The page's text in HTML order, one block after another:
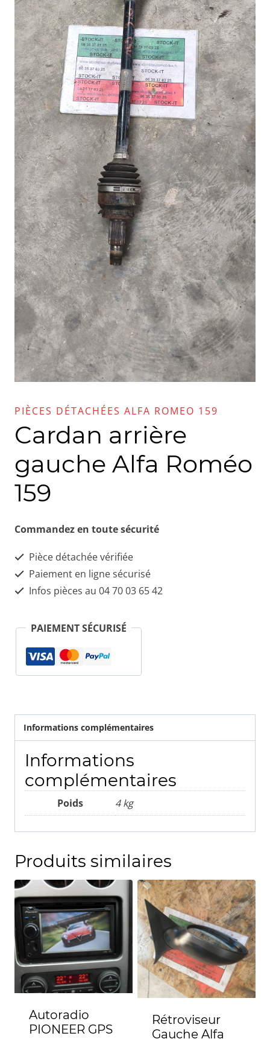
PIÈCES DÉTACHÉES ALFA ROMEO 159
Cardan arrière
gauche Alfa Roméo
159
Commandez en toute sécurité
Pièce détachée vérifiée
Paiement en ligne sécurisé
Infos pièces au 04 70 03 65 42
PAIEMENT SÉCURISÉ
Informations complémentaires
Informations
complémentaires
Poids 4 kg
Produits similaires
Autoradio
PIONEER GPS
Rétroviseur
Gauche Alfa